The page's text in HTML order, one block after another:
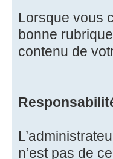
Lorsque vous
bonne
contenu de
n’est pas de